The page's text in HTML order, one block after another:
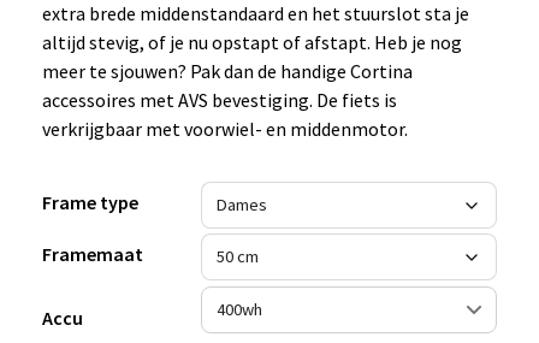
extra brede middenstandaard en het stuurslot sta je
altijd stevig, of je nu opstapt of afstapt. Heb je nog
meer te sjouwen? Pak dan de handige Cortina
accessoires met AVS bevestiging. De fiets is
verkrijgbaar met voorwiel- en middenmotor.
Frame type
Framemaat
Accu